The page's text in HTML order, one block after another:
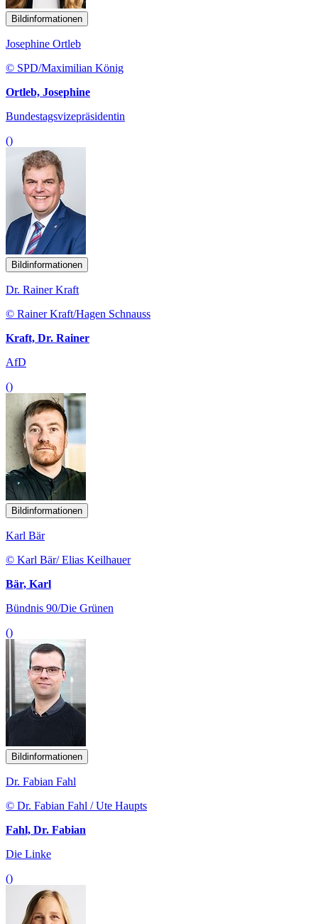
Bildinformationen
Josephine Ortleb
© SPD/Maximilian König
Ortleb, Josephine
Bundestagsvizepräsidentin
()
Bildinformationen
Dr. Rainer Kraft
© Rainer Kraft/Hagen Schnauss
Kraft, Dr. Rainer
AfD
()
Bildinformationen
Karl Bär
© Karl Bär/ Elias Keilhauer
Bär, Karl
Bündnis 90/Die Grünen
()
Bildinformationen
Dr. Fabian Fahl
© Dr. Fabian Fahl / Ute Haupts
Fahl, Dr. Fabian
Die Linke
()